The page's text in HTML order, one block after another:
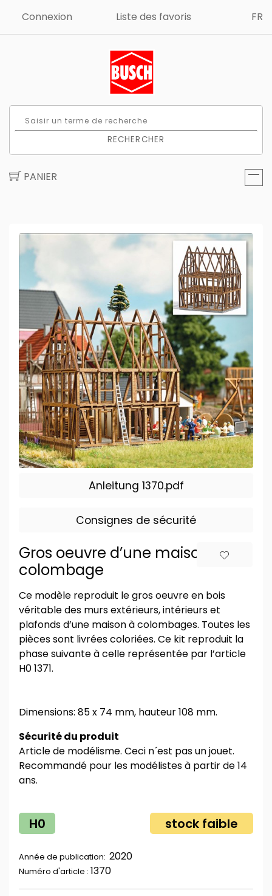
Connexion Liste des favoris FR
RECHERCHER
PANIER
Anleitung 1370.pdf
Consignes de sécurité
Gros oeuvre d’une maison à
colombage
Ce modèle reproduit le gros oeuvre en bois
véritable des murs extérieurs, intérieurs et
plafonds d’une maison à colombages. Toutes les
pièces sont livrées coloriées. Ce kit reproduit la
phase suivante à celle représentée par l’article
H0 1371.
Dimensions: 85 x 74 mm, hauteur 108 mm.
Sécurité du produit
Article de modélisme. Ceci n´est pas un jouet.
Recommandé pour les modélistes à partir de 14
ans.
H0 stock faible
Année de publication: 2020
Numéro d'article : 1370